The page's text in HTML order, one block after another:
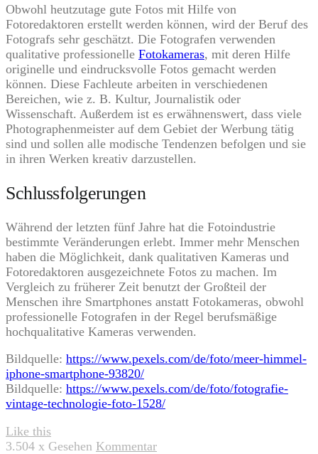
Obwohl heutzutage gute Fotos mit Hilfe von
Fotoredaktoren erstellt werden können, wird der Beruf des
Fotografs sehr geschätzt. Die Fotografen verwenden
qualitative professionelle Fotokameras, mit deren Hilfe
originelle und eindrucksvolle Fotos gemacht werden
können. Diese Fachleute arbeiten in verschiedenen
Bereichen, wie z. B. Kultur, Journalistik oder
Wissenschaft. Außerdem ist es erwähnenswert, dass viele
Photographenmeister auf dem Gebiet der Werbung tätig
sind und sollen alle modische Tendenzen befolgen und sie
in ihren Werken kreativ darzustellen.
Schlussfolgerungen
Während der letzten fünf Jahre hat die Fotoindustrie
bestimmte Veränderungen erlebt. Immer mehr Menschen
haben die Möglichkeit, dank qualitativen Kameras und
Fotoredaktoren ausgezeichnete Fotos zu machen. Im
Vergleich zu früherer Zeit benutzt der Großteil der
Menschen ihre Smartphones anstatt Fotokameras, obwohl
professionelle Fotografen in der Regel berufsmäßige
hochqualitative Kameras verwenden.
Bildquelle: https://www.pexels.com/de/foto/meer-himmel-
iphone-smartphone-93820/
Bildquelle: https://www.pexels.com/de/foto/fotografie-
vintage-technologie-foto-1528/
Like this
3.504 x Gesehen Kommentar